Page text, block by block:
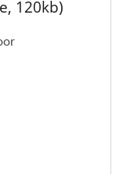
120kb)